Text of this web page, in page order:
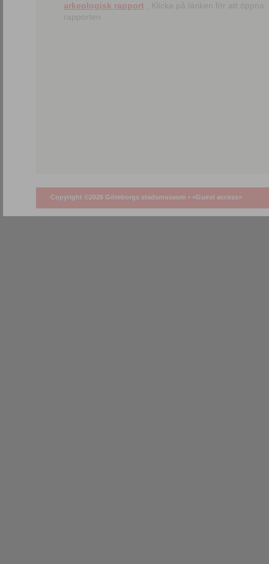
arkeologisk rapport ; Klicka på länken för att öppna
rapporten
Copyright ©2026 Göteborgs stadsmuseum • <Guest access>